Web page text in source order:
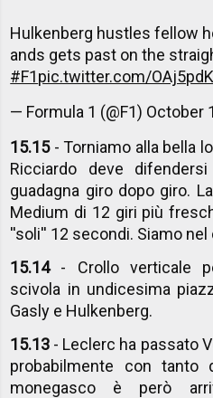
Hulkenberg hustles fellow
ands gets past on the
#F1pic.twitter.com/
— Formula 1 (@F1) October
15.15 - Torniamo alla bella
Ricciardo deve
guadagna giro dopo giro.
Medium di 12 giri più
''soli'' 12 secondi. Siamo
15.14- Crollo verticale
scivola in undicesima
Gasly e Hulkenberg.
15.13 - Leclerc ha passato
probabilmente con
monegasco è però